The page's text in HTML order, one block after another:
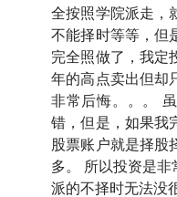
全按照学院派走，
不能择时等等，但
完全照做了，我定
年的高点卖出但却
非常后悔。。。
错，但是，如果我
股票账户就是择股
多。 所以投资是
派的不择时无法没